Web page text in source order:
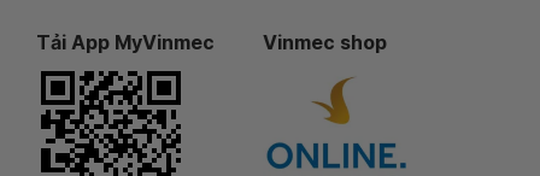
Tải App MyVinmec Vinmec shop